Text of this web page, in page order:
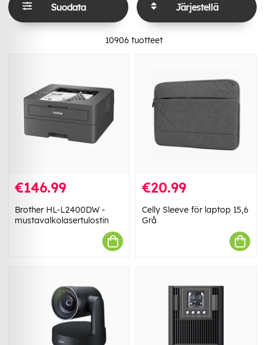
Suodata Järjestellä
10906tuotteet
€146.99
Brother HL-L2400DW -
mustavalkolasertulostin
€20.99
Celly Sleeve för laptop 15,6
Grå